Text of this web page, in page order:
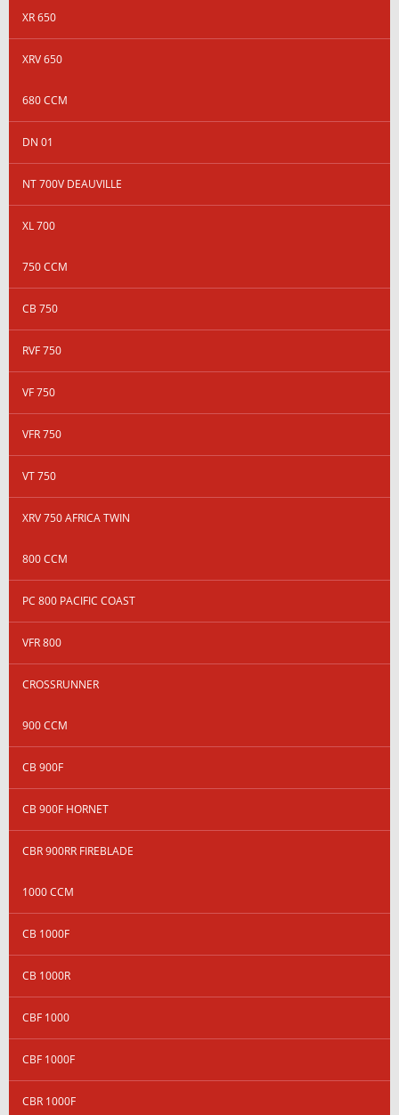
XR 650
XRV 650
680 CCM
DN 01
NT 700V DEAUVILLE
XL 700
750 CCM
CB 750
RVF 750
VF 750
VFR 750
VT 750
XRV 750 AFRICA TWIN
800 CCM
PC 800 PACIFIC COAST
VFR 800
CROSSRUNNER
900 CCM
CB 900F
CB 900F HORNET
CBR 900RR FIREBLADE
1000 CCM
CB 1000F
CB 1000R
CBF 1000
CBF 1000F
CBR 1000F